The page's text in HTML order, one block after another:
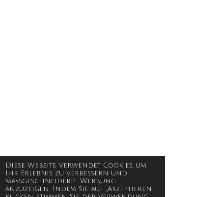
Diese Website verwendet Cookies, um
Ihr Erlebnis zu verbessern und
maßgeschneiderte Werbung
anzuzeigen. Indem Sie auf „Akzeptieren“